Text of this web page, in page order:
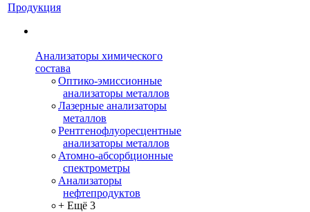
Продукция
Анализаторы химического
состава
Оптико-эмиссионные
анализаторы металлов
Лазерные анализаторы
металлов
Рентгенофлуоресцентные
анализаторы металлов
Атомно-абсорбционные
спектрометры
Анализаторы
нефтепродуктов
+ Ещё 3